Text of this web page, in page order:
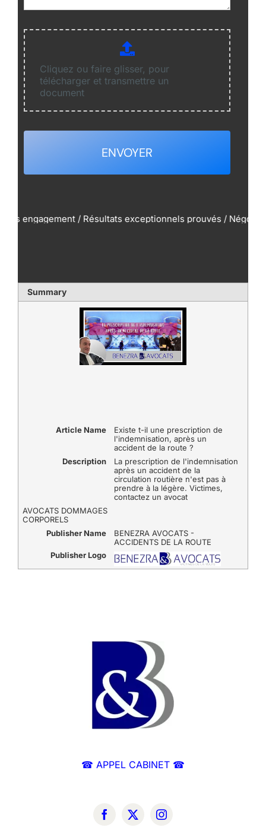
Cliquez ou faire glisser, pour
télécharger et transmettre un
document
ENVOYER
/ Résultats exceptionnels prouvés / Négociations
Summary
Article Name
Existe t-il une prescription de
l'indemnisation, après un
accident de la route ?
Description
La prescription de l'indemnisation
après un accident de la
circulation routière n'est pas à
prendre à la légère. Victimes,
contactez un avocat
AVOCATS DOMMAGES
CORPORELS
Publisher Name
BENEZRA AVOCATS -
ACCIDENTS DE LA ROUTE
Publisher Logo
☎ APPEL CABINET ☎